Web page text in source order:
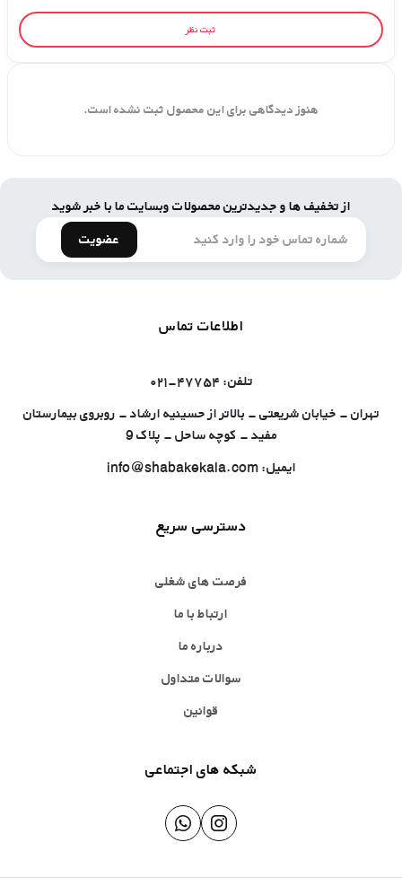
هنوز دیدگاهی برای این محصول ثبت نشده است.
ثبت نظر
از تخفیف ها و جدیدترین محصولات وبسایت ما با خبر شوید
عضویت
اطلاعات تماس
تلفن: ۴۷۷۵۴-۰۲۱
تهران - خیابان شریعتی - بالاتر از حسینیه ارشاد - روبروی بیمارستان
مفید - کوچه ساحل - پلاک 9
ایمیل: info@shabakekala.com
دسترسی سریع
فرصت های شغلی
ارتباط با ما
درباره ما
سوالات متداول
قوانین
شبکه های اجتماعی